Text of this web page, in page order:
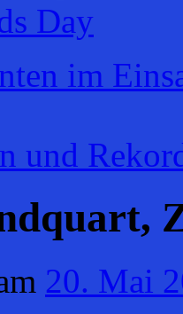
Day
im
und
20. Mai